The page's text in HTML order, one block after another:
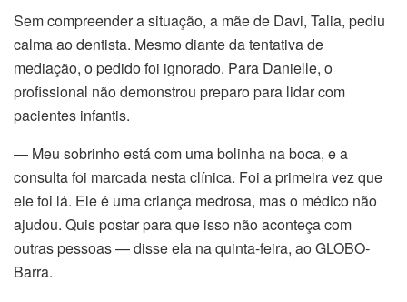
satın al
satın al
Panel
panel
panel
Panel
Sem compreender a situação, a mãe de Davi, Talia, pediu
calma ao dentista. Mesmo diante da tentativa de
mediação, o pedido foi ignorado. Para Danielle, o
profissional não demonstrou preparo para lidar com
pacientes infantis.
— Meu sobrinho está com uma bolinha na boca, e a
consulta foi marcada nesta clínica. Foi a primeira vez que
ele foi lá. Ele é uma criança medrosa, mas o médico não
ajudou. Quis postar para que isso não aconteça com
outras pessoas — disse ela na quinta-feira, ao GLOBO-
Barra.